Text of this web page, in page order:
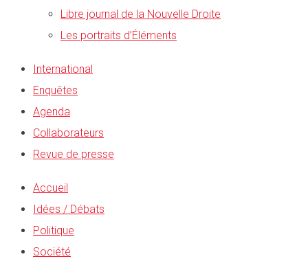
Libre journal de la Nouvelle Droite
Les portraits d’Éléments
International
Enquêtes
Agenda
Collaborateurs
Revue de presse
Accueil
Idées / Débats
Politique
Société